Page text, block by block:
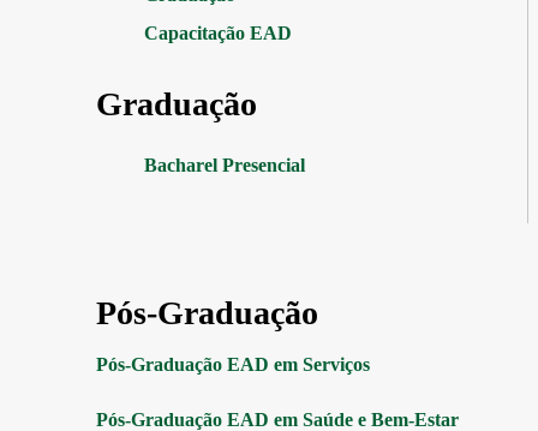
Capacitação EAD
Graduação
Bacharel Presencial
Pós-Graduação
Pós-Graduação EAD em Serviços
Pós-Graduação EAD em Saúde e Bem-Estar